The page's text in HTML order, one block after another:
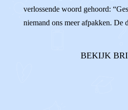
LAATSTE JAAR
ZENUWACHTIG
verlossende woord gehoord:
niemand ons meer afpakken. De
BEKIJK